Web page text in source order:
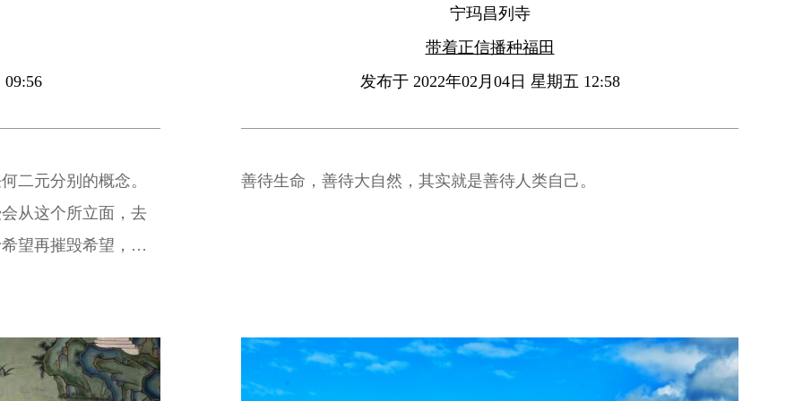
二元分别的概念。
从这个所立面，去
望再摧毁希望，失
宁玛昌列寺
带着正信播种福田
发布于 2022年02月04日 星期五 12:58
善待生命，善待大自然，其实就是善待人类自己。